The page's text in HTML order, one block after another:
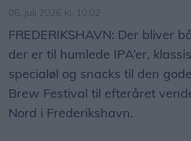
06. juli 2026 kl. 10.02
FREDERIKSHAVN: Der bliver
der er til humlede IPA’er,
specialøl og snacks til den
Brew Festival til efteråret
Nord i Frederikshavn.